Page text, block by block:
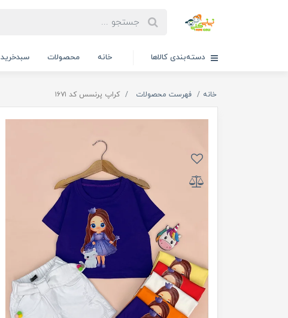
دسته‌بندی کالاها خانه محصولات سبدخرید
خانه فهرست محصولات کراپ پرنسس کد ۱۶۷۱